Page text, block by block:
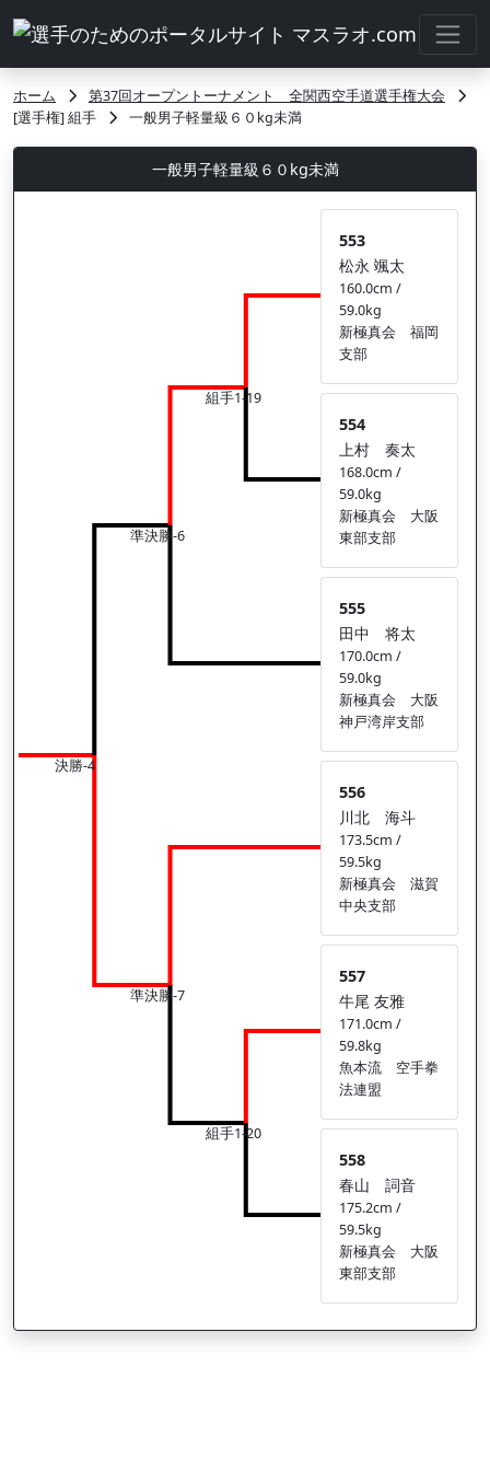
ホーム
第37回オープントーナメント 全関西空手道選手権大会
[選手権] 組手
一般男子軽量級６０kg未満
一般男子軽量級６０kg未満
決勝-4
準決勝-6
準決勝-7
組手1-19
組手1-20
553
松永 颯太
160.0cm /
59.0kg
新極真会 福岡
支部
554
上村 奏太
168.0cm /
59.0kg
新極真会 大阪
東部支部
555
田中 将太
170.0cm /
59.0kg
新極真会 大阪
神戸湾岸支部
556
川北 海斗
173.5cm /
59.5kg
新極真会 滋賀
中央支部
557
牛尾 友雅
171.0cm /
59.8kg
魚本流 空手拳
法連盟
558
春山 詞音
175.2cm /
59.5kg
新極真会 大阪
東部支部